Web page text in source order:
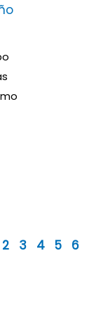
2 3 4 5 6